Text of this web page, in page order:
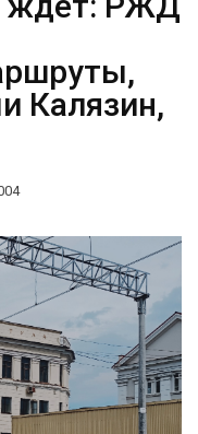
Калязин,